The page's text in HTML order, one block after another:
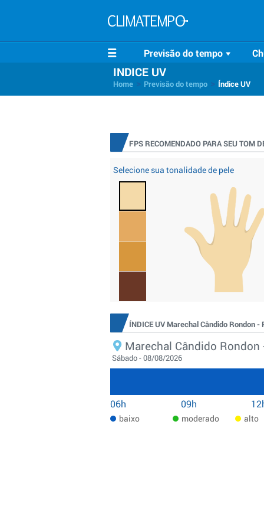
Previsão do tempo
INDICE UV
Home Previsão do tempo Índice UV
FPS RECOMENDADO PARA SEU TOM
Selecione sua tonalidade de pele
ÍNDICE UV Marechal Cândido Rondon -
Marechal Cândido Rondon
Sábado - 08/08/2026
06h 09h
baixo moderado alto